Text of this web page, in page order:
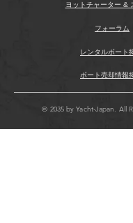
ヨットチャーター &
フォーラム
レンタルボート
ボート売却情報
© 2035 by Yacht-Japan. All